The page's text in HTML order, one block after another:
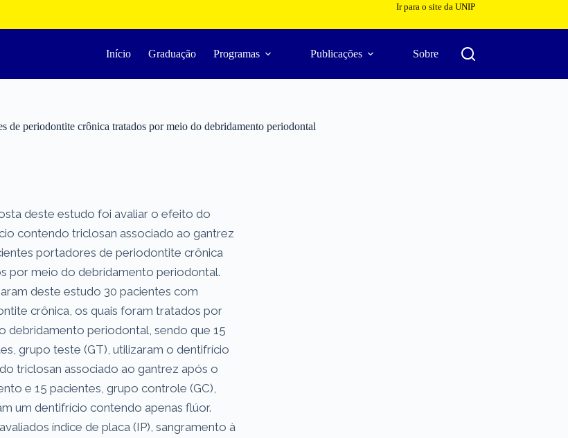
Ir para o site da UNIP
Início Graduação Programas Publicações Sobre
de periodontite crônica tratados por meio do debridamento periodontal
deste estudo foi avaliar o efeito do
contendo triclosan associado ao gantrez
portadores de periodontite crônica
por meio do debridamento periodontal.
deste estudo 30 pacientes com
crônica, os quais foram tratados por
debridamento periodontal, sendo que 15
grupo teste (GT), utilizaram o dentifrício
triclosan associado ao gantrez após o
e 15 pacientes, grupo controle (GC),
um dentifrício contendo apenas flúor.
índice de placa (IP), sangramento à